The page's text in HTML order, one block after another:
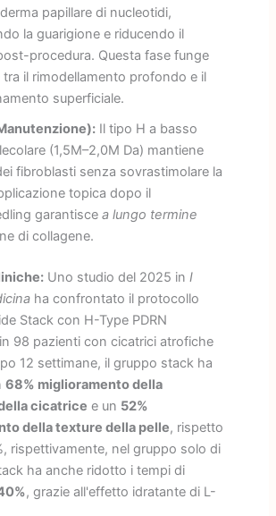
papillare di nucleotidi,
la guarigione e riducendo il
procedura. Questa fase funge
il rimodellamento profondo e il
superficiale.
Il tipo H a basso
(1,5M–2,0M Da) mantiene
fibroblasti senza sovrastimolare la
topica dopo il
garantisce a lungo termine
di collagene.
Uno studio del 2025 in I
ha confrontato il protocollo
Stack con H-Type PDRN
98 pazienti con cicatrici atrofiche
12 settimane, il gruppo stack ha
68% miglioramento della
cicatrice e un 52%
della texture della pelle, rispetto
rispettivamente, nel gruppo solo di
ha anche ridotto i tempi di
, grazie all'effetto idratante di L-